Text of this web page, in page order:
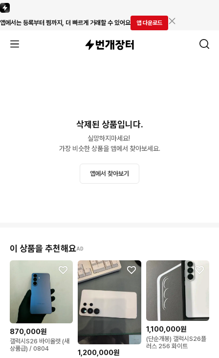
앱에서는 등록부터 찜까지, 더 빠르게 거래할 수 있어요 앱 다운로드
삭제된 상품입니다.
실망하지마세요!
가장 비슷한 상품을 앱에서 찾아보세요.
앱에서 찾아보기
이 상품을 추천해요AD
870,000원
갤럭시S26 바이올렛 (새
상품급) / 0804
1,200,000원
1,100,000원
(단순개봉) 갤럭시S26플
러스 256 화이트